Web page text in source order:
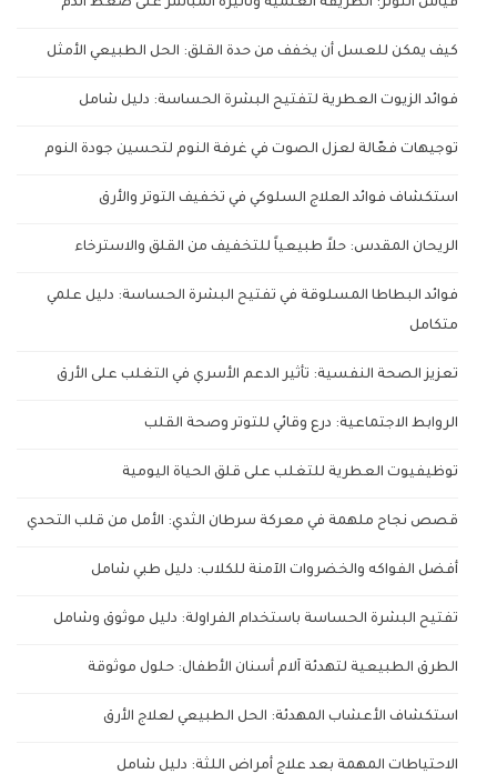
قياس التوتر: الطريقة العلمية وتأثيره المباشر على ضغط الدم
كيف يمكن للعسل أن يخفف من حدة القلق: الحل الطبيعي الأمثل
فوائد الزيوت العطرية لتفتيح البشرة الحساسة: دليل شامل
توجيهات فعّالة لعزل الصوت في غرفة النوم لتحسين جودة النوم
استكشاف فوائد العلاج السلوكي في تخفيف التوتر والأرق
الريحان المقدس: حلاً طبيعياً للتخفيف من القلق والاسترخاء
فوائد البطاطا المسلوقة في تفتيح البشرة الحساسة: دليل علمي
متكامل
تعزيز الصحة النفسية: تأثير الدعم الأسري في التغلب على الأرق
الروابط الاجتماعية: درع وقائي للتوتر وصحة القلب
توظيفيوت العطرية للتغلب على قلق الحياة اليومية
قصص نجاح ملهمة في معركة سرطان الثدي: الأمل من قلب التحدي
أفضل الفواكه والخضروات الآمنة للكلاب: دليل طبي شامل
تفتيح البشرة الحساسة باستخدام الفراولة: دليل موثوق وشامل
الطرق الطبيعية لتهدئة آلام أسنان الأطفال: حلول موثوقة
استكشاف الأعشاب المهدئة: الحل الطبيعي لعلاج الأرق
الاحتياطات المهمة بعد علاج أمراض اللثة: دليل شامل